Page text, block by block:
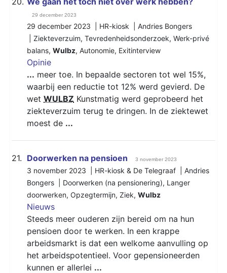
29 december 2023
29 december 2023 | HR-kiosk | Andries Bongers
Ziekteverzuim, Tevredenheidsonderzoek, Werk-privé
balans, Wulbz, Autonomie, Exitinterview
Opinie
... meer toe. In bepaalde sectoren tot wel 15%,
waarbij een reductie tot 12% werd gevierd. De
wet WULBZ Kunstmatig werd geprobeerd het
ziekteverzuim terug te dringen. In de ziektewet
moest de ...
21. Doorwerken na pensioen 3 november 2023
3 november 2023 | HR-kiosk & De Telegraaf | Andries
Bongers | Doorwerken (na pensionering), Langer
doorwerken, Opzegtermijn, Ziek, Wulbz
Nieuws
Steeds meer ouderen zijn bereid om na hun
pensioen door te werken. In een krappe
arbeidsmarkt is dat een welkome aanvulling op
het arbeidspotentieel. Voor gepensioneerden
kunnen er allerlei ...